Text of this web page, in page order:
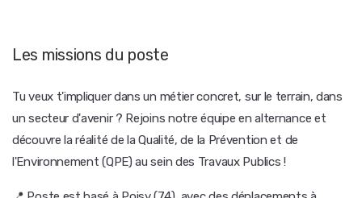
Les missions du poste
Tu veux t'impliquer dans un métier concret, sur le terrain, dans
un secteur d'avenir ? Rejoins notre équipe en alternance et
découvre la réalité de la Qualité, de la Prévention et de
l'Environnement (QPE) au sein des Travaux Publics !